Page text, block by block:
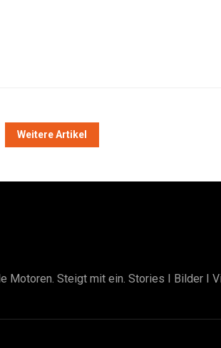
Weitere Artikel
Motoren. Steigt mit ein. Stories I Bilder I